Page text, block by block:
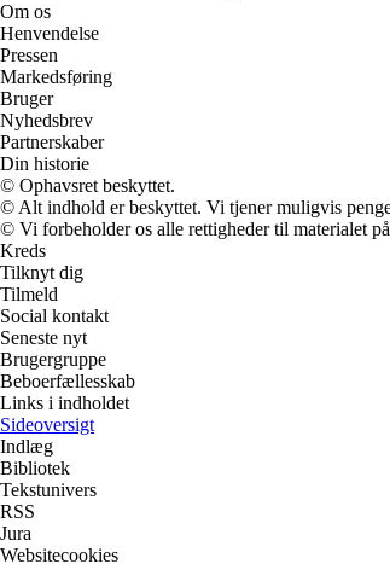
Om os
Henvendelse
Pressen
Markedsføring
Bruger
Nyhedsbrev
Partnerskaber
Din historie
© Ophavsret beskyttet.
© Alt indhold er beskyttet. Vi tjener muligvis
© Vi forbeholder os alle rettigheder til materialet
Kreds
Tilknyt dig
Tilmeld
Social kontakt
Seneste nyt
Brugergruppe
Beboerfællesskab
Links i indholdet
Sideoversigt
Indlæg
Bibliotek
Tekstunivers
RSS
Jura
Websitecookies